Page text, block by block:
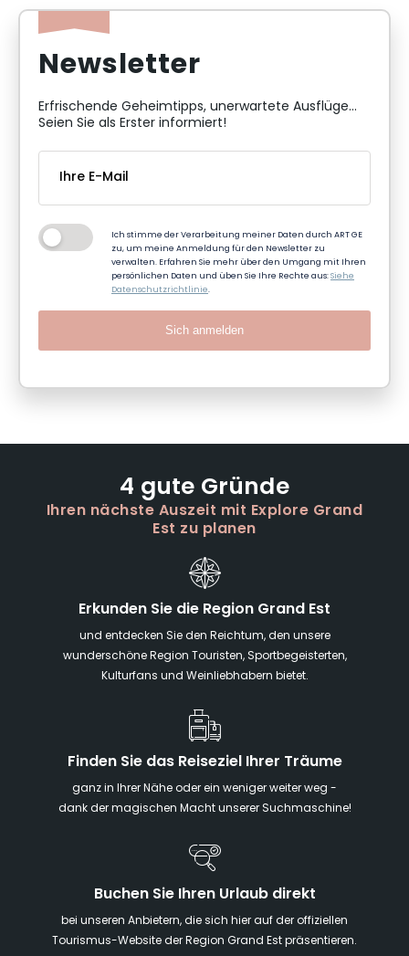
Newsletter
Erfrischende Geheimtipps, unerwartete Ausflüge...
Seien Sie als Erster informiert!
Ich stimme der Verarbeitung meiner Daten durch ART GE
zu, um meine Anmeldung für den Newsletter zu
verwalten. Erfahren Sie mehr über den Umgang mit Ihren
persönlichen Daten und üben Sie Ihre Rechte aus:Siehe
Datenschutzrichtlinie.
Sich anmelden
4 gute Gründe
Ihren nächste Auszeit mit Explore Grand
Est zu planen
Erkunden Sie die Region Grand Est
und entdecken Sie den Reichtum, den unsere
wunderschöne Region Touristen, Sportbegeisterten,
Kulturfans und Weinliebhabern bietet.
Finden Sie das Reiseziel Ihrer Träume
ganz in Ihrer Nähe oder ein weniger weiter weg -
dank der magischen Macht unserer Suchmaschine!
Buchen Sie Ihren Urlaub direkt
bei unseren Anbietern, die sich hier auf der offiziellen
Tourismus-Website der Region Grand Est präsentieren.